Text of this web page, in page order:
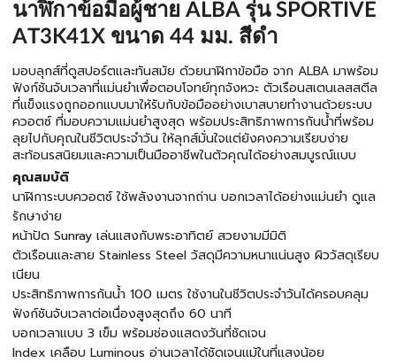
นาฬิกาข้อมือผู้ชาย ALBA รุ่น SPORTIVE
AT3K41X ขนาด 44 มม. สีดำ
มอบลุกส์ที่ดูสปอร์ตและทันสมัย ด้วยนาฬิกาข้อมือ จาก ALBA มาพร้อม
ฟังก์ชันจับเวลาที่แม่นยำเพื่อตอบโจทย์ทุกจังหวะ ตัวเรือนสเตนเลสสตีล
ที่แข็งแรงถูกออกแบบมาให้รับกับข้อมืออย่างเบาสบายทำงานด้วยระบบ
ควอตซ์ ที่มอบความแม่นยำสูงสุด พร้อมประสิทธิภาพการกันน้ำที่พร้อม
ลุยไปกับคุณในชีวิตประจำวัน ให้ลุกส์มั่นใจแต่ยังคงความเรียบง่าย
สะท้อนรสนิยมและความเป็นมืออาชีพในตัวคุณได้อย่างสมบูรณ์แบบ
คุณสมบัติ
นาฬิการะบบควอตซ์ ใช้พลังงานจากถ่าน บอกเวลาได้อย่างแม่นยำ ดูแล
รักษาง่าย
หน้าปัด Sunray เล่นแสงกับพระอาทิตย์ สวยงามมีมิติ
ตัวเรือนและสาย Stainless Steel วัสดุมีความหนาแน่นสูง ผิววัสดุเรียบ
เนียน
ประสิทธิภาพการกันน้ำ 100 เมตร ใช้งานในชีวิตประจำวันได้ครอบคลุม
ฟังก์ชันจับเวลาต่อเนื่องสูงสุดถึง 60 นาที
บอกเวลาแบบ 3 เข็ม พร้อมช่องแสดงวันที่ชัดเจน
Index เคลือบ Luminous อ่านเวลาได้ชัดเจนแม้ในที่แสงน้อย